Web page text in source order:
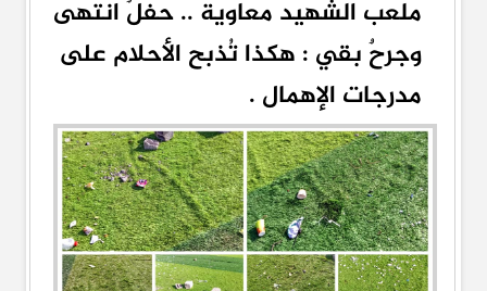
ملعب الشهيد معاوية .. حفلٌ انتهى
وجرحٌ بقي : هكذا تُذبح الأحلام على
مدرجات الإهمال .